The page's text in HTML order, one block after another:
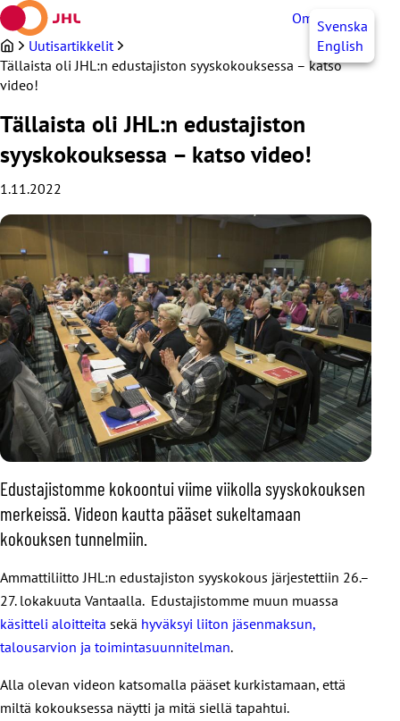
Siirry
sisältöön
OmaJHLSvenska
English
Uutisartikkelit
Tällaista oli JHL:n edustajiston syyskokouksessa – katso
video!
Tällaista oli JHL:n edustajiston
syyskokouksessa – katso video!
1.11.2022
Edustajistomme kokoontui viime viikolla syyskokouksen
merkeissä. Videon kautta pääset sukeltamaan
kokouksen tunnelmiin.
Ammattiliitto JHL:n edustajiston syyskokous järjestettiin 26.–
27. lokakuuta Vantaalla. Edustajistomme muun muassa
käsitteli aloitteita sekä hyväksyi liiton jäsenmaksun,
talousarvion ja toimintasuunnitelman.
Alla olevan videon katsomalla pääset kurkistamaan, että
miltä kokouksessa näytti ja mitä siellä tapahtui.